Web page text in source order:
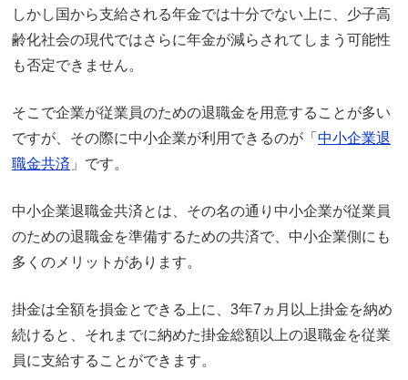
しかし国から支給される年金では十分でない上に、少子高
齢化社会の現代ではさらに年金が減らされてしまう可能性
も否定できません。
そこで企業が従業員のための退職金を用意することが多い
ですが、その際に中小企業が利用できるのが「 中小企業退
職金共済 」です。
中小企業退職金共済とは、その名の通り中小企業が従業員
のための退職金を準備するための共済で、中小企業側にも
多くのメリットがあります。
掛金は全額を損金とできる上に、3年7ヵ月以上掛金を納め
続けると、それまでに納めた掛金総額以上の退職金を従業
員に支給することができます。